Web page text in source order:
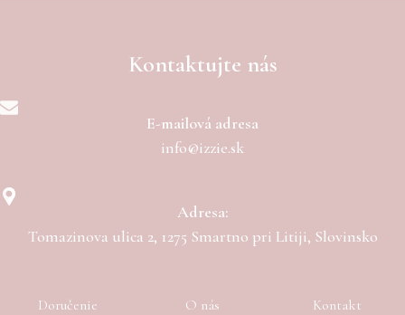
Kontaktujte nás
E-mailová adresa
info@izzie.sk
Adresa:
Tomazinova ulica 2, 1275 Smartno pri Litiji, Slovinsko
Doručenie O nás Kontakt